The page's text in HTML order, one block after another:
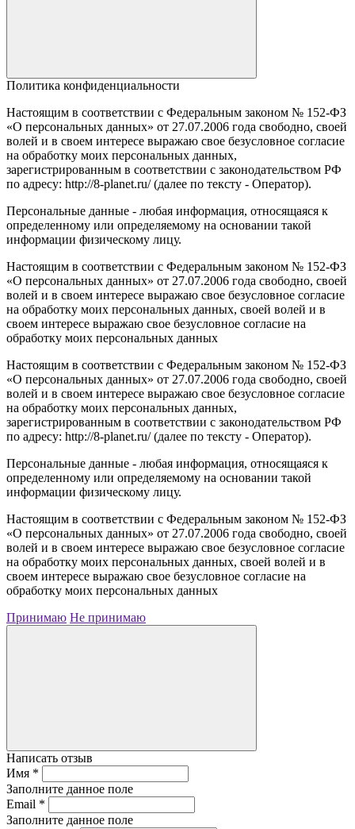
Политика конфиденциальности
Настоящим в соответствии с Федеральным законом № 152-ФЗ
«О персональных данных» от 27.07.2006 года свободно, своей
волей и в своем интересе выражаю свое безусловное согласие
на обработку моих персональных данных,
зарегистрированным в соответствии с законодательством РФ
по адресу: http://8-planet.ru/ (далее по тексту - Оператор).
Персональные данные - любая информация, относящаяся к
определенному или определяемому на основании такой
информации физическому лицу.
Настоящим в соответствии с Федеральным законом № 152-ФЗ
«О персональных данных» от 27.07.2006 года свободно, своей
волей и в своем интересе выражаю свое безусловное согласие
на обработку моих персональных данных, своей волей и в
своем интересе выражаю свое безусловное согласие на
обработку моих персональных данных
Настоящим в соответствии с Федеральным законом № 152-ФЗ
«О персональных данных» от 27.07.2006 года свободно, своей
волей и в своем интересе выражаю свое безусловное согласие
на обработку моих персональных данных,
зарегистрированным в соответствии с законодательством РФ
по адресу: http://8-planet.ru/ (далее по тексту - Оператор).
Персональные данные - любая информация, относящаяся к
определенному или определяемому на основании такой
информации физическому лицу.
Настоящим в соответствии с Федеральным законом № 152-ФЗ
«О персональных данных» от 27.07.2006 года свободно, своей
волей и в своем интересе выражаю свое безусловное согласие
на обработку моих персональных данных, своей волей и в
своем интересе выражаю свое безусловное согласие на
обработку моих персональных данных
Принимаю Не принимаю
Написать отзыв
Имя *
Заполните данное поле
Email *
Заполните данное поле